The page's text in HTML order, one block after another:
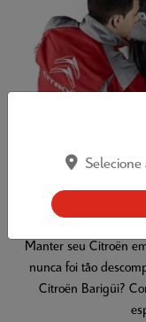
Manter seu Citroën
nunca foi tão
Citroën Barigüi?